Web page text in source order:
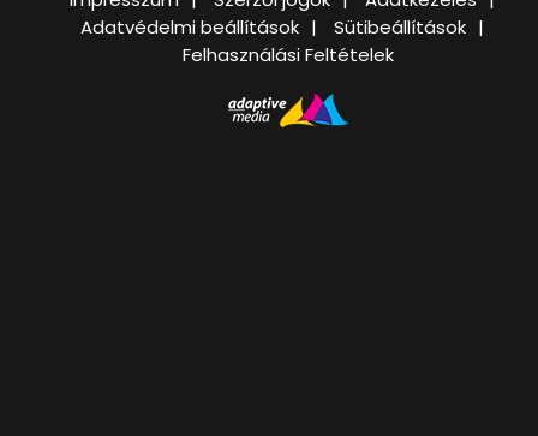
Adatvédelmi beállítások
Sütibeállítások
Felhasználási Feltételek